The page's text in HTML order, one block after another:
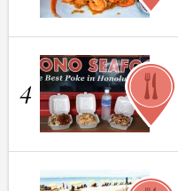
4